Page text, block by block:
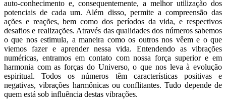
auto-conhecimento e, consequentemente, a melhor utilização dos
potenciais de cada um. Além disso, permite a compreensão das
ações e reações, bem como dos períodos da vida, e respectivos
desafios e realizações. Através das qualidades dos números sabemos
o que nos estimula, a maneira como os outros nos vêem e o que
viemos fazer e aprender nessa vida. Entendendo as vibrações
numéricas, entramos em contato com nossa força superior e em
harmonia com as forças do Universo, o que nos leva à evolução
espiritual. Todos os números têm características positivas e
negativas, vibrações harmônicas ou conflitantes. Tudo depende de
quem está sob influência destas vibrações.